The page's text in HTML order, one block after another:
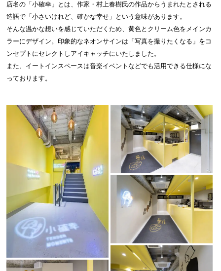
店名の「小確幸」とは、作家・村上春樹氏の作品からうまれたとされる
造語で「小さいけれど、確かな幸せ」という意味があります。
そんな温かな想いを感じていただくため、黄色とクリーム色をメインカ
ラーにデザイン。印象的なネオンサインは「写真を撮りたくなる」をコ
ンセプトにセレクトしアイキャッチにいたしました。
また、イートインスペースは音楽イベントなどでも活用できる仕様にな
っております。